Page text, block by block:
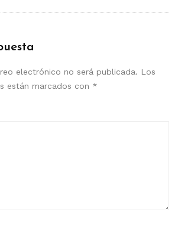
electrónico no será publicada. Los
están marcados con *